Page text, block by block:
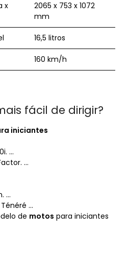
x
2065 x 753 x 1072
mm
16,5 litros
160 km/h
fácil de dirigir?
iniciantes
…
…
…
…
de motos para iniciantes